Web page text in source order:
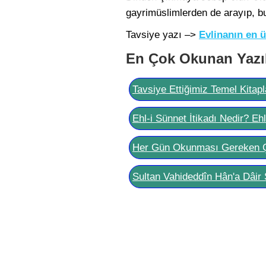
gayrimüslimlerden de arayıp,
Tavsiye yazı –> Evlinanın en
En Çok Okunan
Tavsiye Ettiğimiz Temel
Ehl-i Sünnet İtikadı Nedir?
Her Gün Okunması Gereken
Sultan Vahideddîn Hân'a Dâir